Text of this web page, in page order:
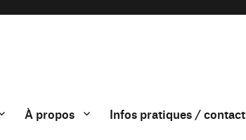
À propos Infos pratiques / contact